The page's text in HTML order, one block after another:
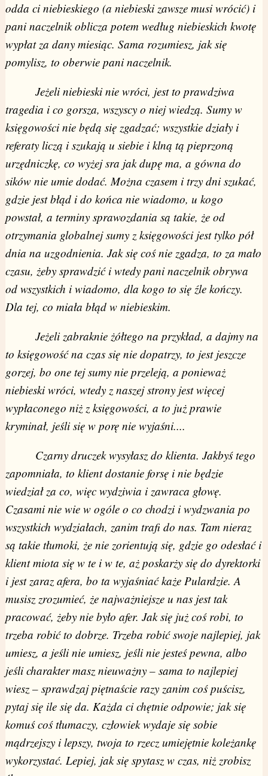
odda ci niebieskiego (a niebieski zawsze musi wrócić) i
pani naczelnik oblicza potem według niebieskich kwotę
wypłat za dany miesiąc. Sama rozumiesz, jak się
pomylisz, to oberwie pani naczelnik.
Jeżeli niebieski nie wróci, jest to prawdziwa
tragedia i co gorsza, wszyscy o niej wiedzą. Sumy w
księgowości nie będą się zgadzać; wszystkie działy i
referaty liczą i szukają u siebie i klną tą pieprzoną
urzędniczkę, co wyżej sra jak dupę ma, a gówna do
sików nie umie dodać. Można czasem i trzy dni szukać,
gdzie jest błąd i do końca nie wiadomo, u kogo
powstał, a terminy sprawozdania są takie, że od
otrzymania globalnej sumy z księgowości jest tylko pół
dnia na uzgodnienia. Jak się coś nie zgadza, to za mało
czasu, żeby sprawdzić i wtedy pani naczelnik obrywa
od wszystkich i wiadomo, dla kogo to się źle kończy.
Dla tej, co miała błąd w niebieskim.
Jeżeli zabraknie żółtego na przykład, a dajmy na
to księgowość na czas się nie dopatrzy, to jest jeszcze
gorzej, bo one tej sumy nie przeleją, a ponieważ
niebieski wróci, wtedy z naszej strony jest więcej
wypłaconego niż z księgowości, a to już prawie
kryminał, jeśli się w porę nie wyjaśni....
Czarny druczek wysyłasz do klienta. Jakbyś tego
zapomniała, to klient dostanie forsę i nie będzie
wiedział za co, więc wydziwia i zawraca głowę.
Czasami nie wie w ogóle o co chodzi i wydzwania po
wszystkich wydziałach, zanim trafi do nas. Tam nieraz
są takie tłumoki, że nie zorientują się, gdzie go odesłać i
klient miota się w te i w te, aż poskarży się do dyrektorki
i jest zaraz afera, bo ta wyjaśniać każe Pulardzie. A
musisz zrozumieć, że najważniejsze u nas jest tak
pracować, żeby nie było afer. Jak się już coś robi, to
trzeba robić to dobrze. Trzeba robić swoje najlepiej, jak
umiesz, a jeśli nie umiesz, jeśli nie jesteś pewna, albo
jeśli charakter masz nieuważny – sama to najlepiej
wiesz – sprawdzaj piętnaście razy zanim coś puścisz,
pytaj się ile się da. Każda ci chętnie odpowie; jak się
komuś coś tłumaczy, człowiek wydaje się sobie
mądrzejszy i lepszy, twoja to rzecz umiejętnie koleżankę
wykorzystać. Lepiej, jak się spytasz w czas, niż zrobisz